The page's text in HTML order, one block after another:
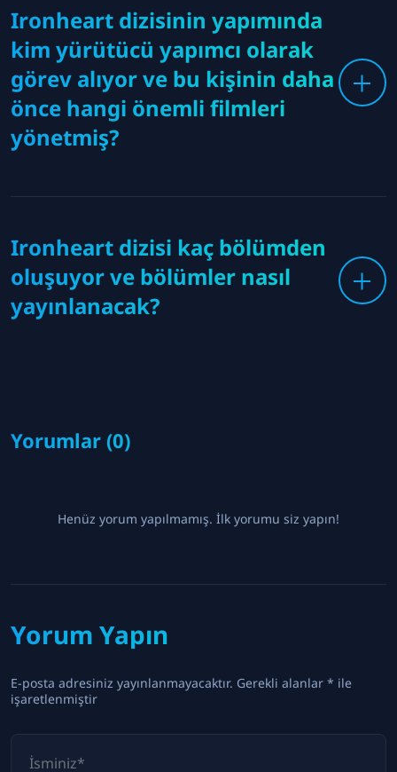
Ironheart dizisinin yapımında
kim yürütücü yapımcı olarak
görev alıyor ve bu kişinin daha
önce hangi önemli filmleri
yönetmiş?
Ironheart dizisi kaç bölümden
oluşuyor ve bölümler nasıl
yayınlanacak?
Yorumlar (0)
Henüz yorum yapılmamış. İlk yorumu siz yapın!
Yorum Yapın
E-posta adresiniz yayınlanmayacaktır. Gerekli alanlar * ile
işaretlenmiştir